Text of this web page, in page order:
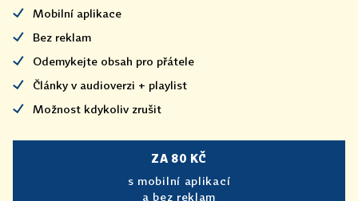
Mobilní aplikace
Bez reklam
Odemykejte obsah pro přátele
Články v audioverzi + playlist
Možnost kdykoliv zrušit
ZA 80 KČ
s mobilní aplikací
a bez reklam